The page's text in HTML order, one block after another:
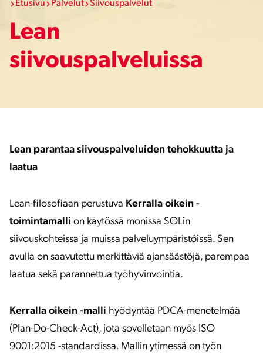
Etusivu Palvelut Siivouspalvelut
Lean
siivouspalveluissa
Lean parantaa siivouspalveluiden tehokkuutta ja
laatua
Lean-filosofiaan perustuva Kerralla oikein -
toimintamalli on käytössä monissa SOLin
siivouskohteissa ja muissa palveluympäristöissä. Sen
avulla on saavutettu merkittäviä ajansäästöjä, parempaa
laatua sekä parannettua työhyvinvointia.
Kerralla oikein -malli hyödyntää PDCA-menetelmää
(Plan-Do-Check-Act), jota sovelletaan myös ISO
9001:2015 -standardissa. Mallin ytimessä on työn